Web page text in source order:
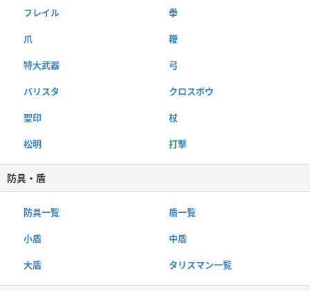
フレイル 拳
爪 鞭
特大武器 弓
バリスタ クロスボウ
聖印 杖
松明 打撃
防具・盾
防具一覧 盾一覧
小盾 中盾
大盾 タリスマン一覧